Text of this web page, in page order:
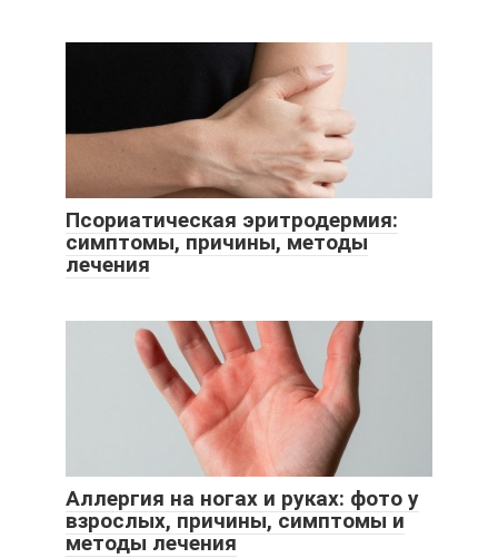
Псориатическая эритродермия:
симптомы, причины, методы
лечения
Аллергия на ногах и руках: фото у
взрослых, причины, симптомы и
методы лечения